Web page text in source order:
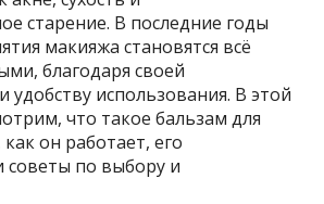
старение. В последние годы
макияжа становятся всё
благодаря своей
удобству использования. В этой
что такое бальзам для
он работает, его
советы по выбору и